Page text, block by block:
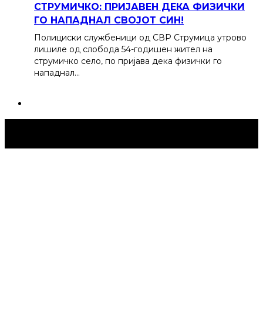
СТРУМИЧКО: ПРИЈАВЕН ДЕКА ФИЗИЧКИ
ГО НАПАДНАЛ СВОЈОТ СИН!
Полициски службеници од СВР Струмица утрово
лишиле од слобода 54-годишен жител на
струмичко село, по пријава дека физички го
нападнал…